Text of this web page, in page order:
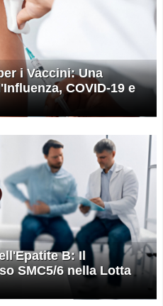
i Vaccini: Una
COVID-19 e
B: Il
SMC5/6 nella Lotta